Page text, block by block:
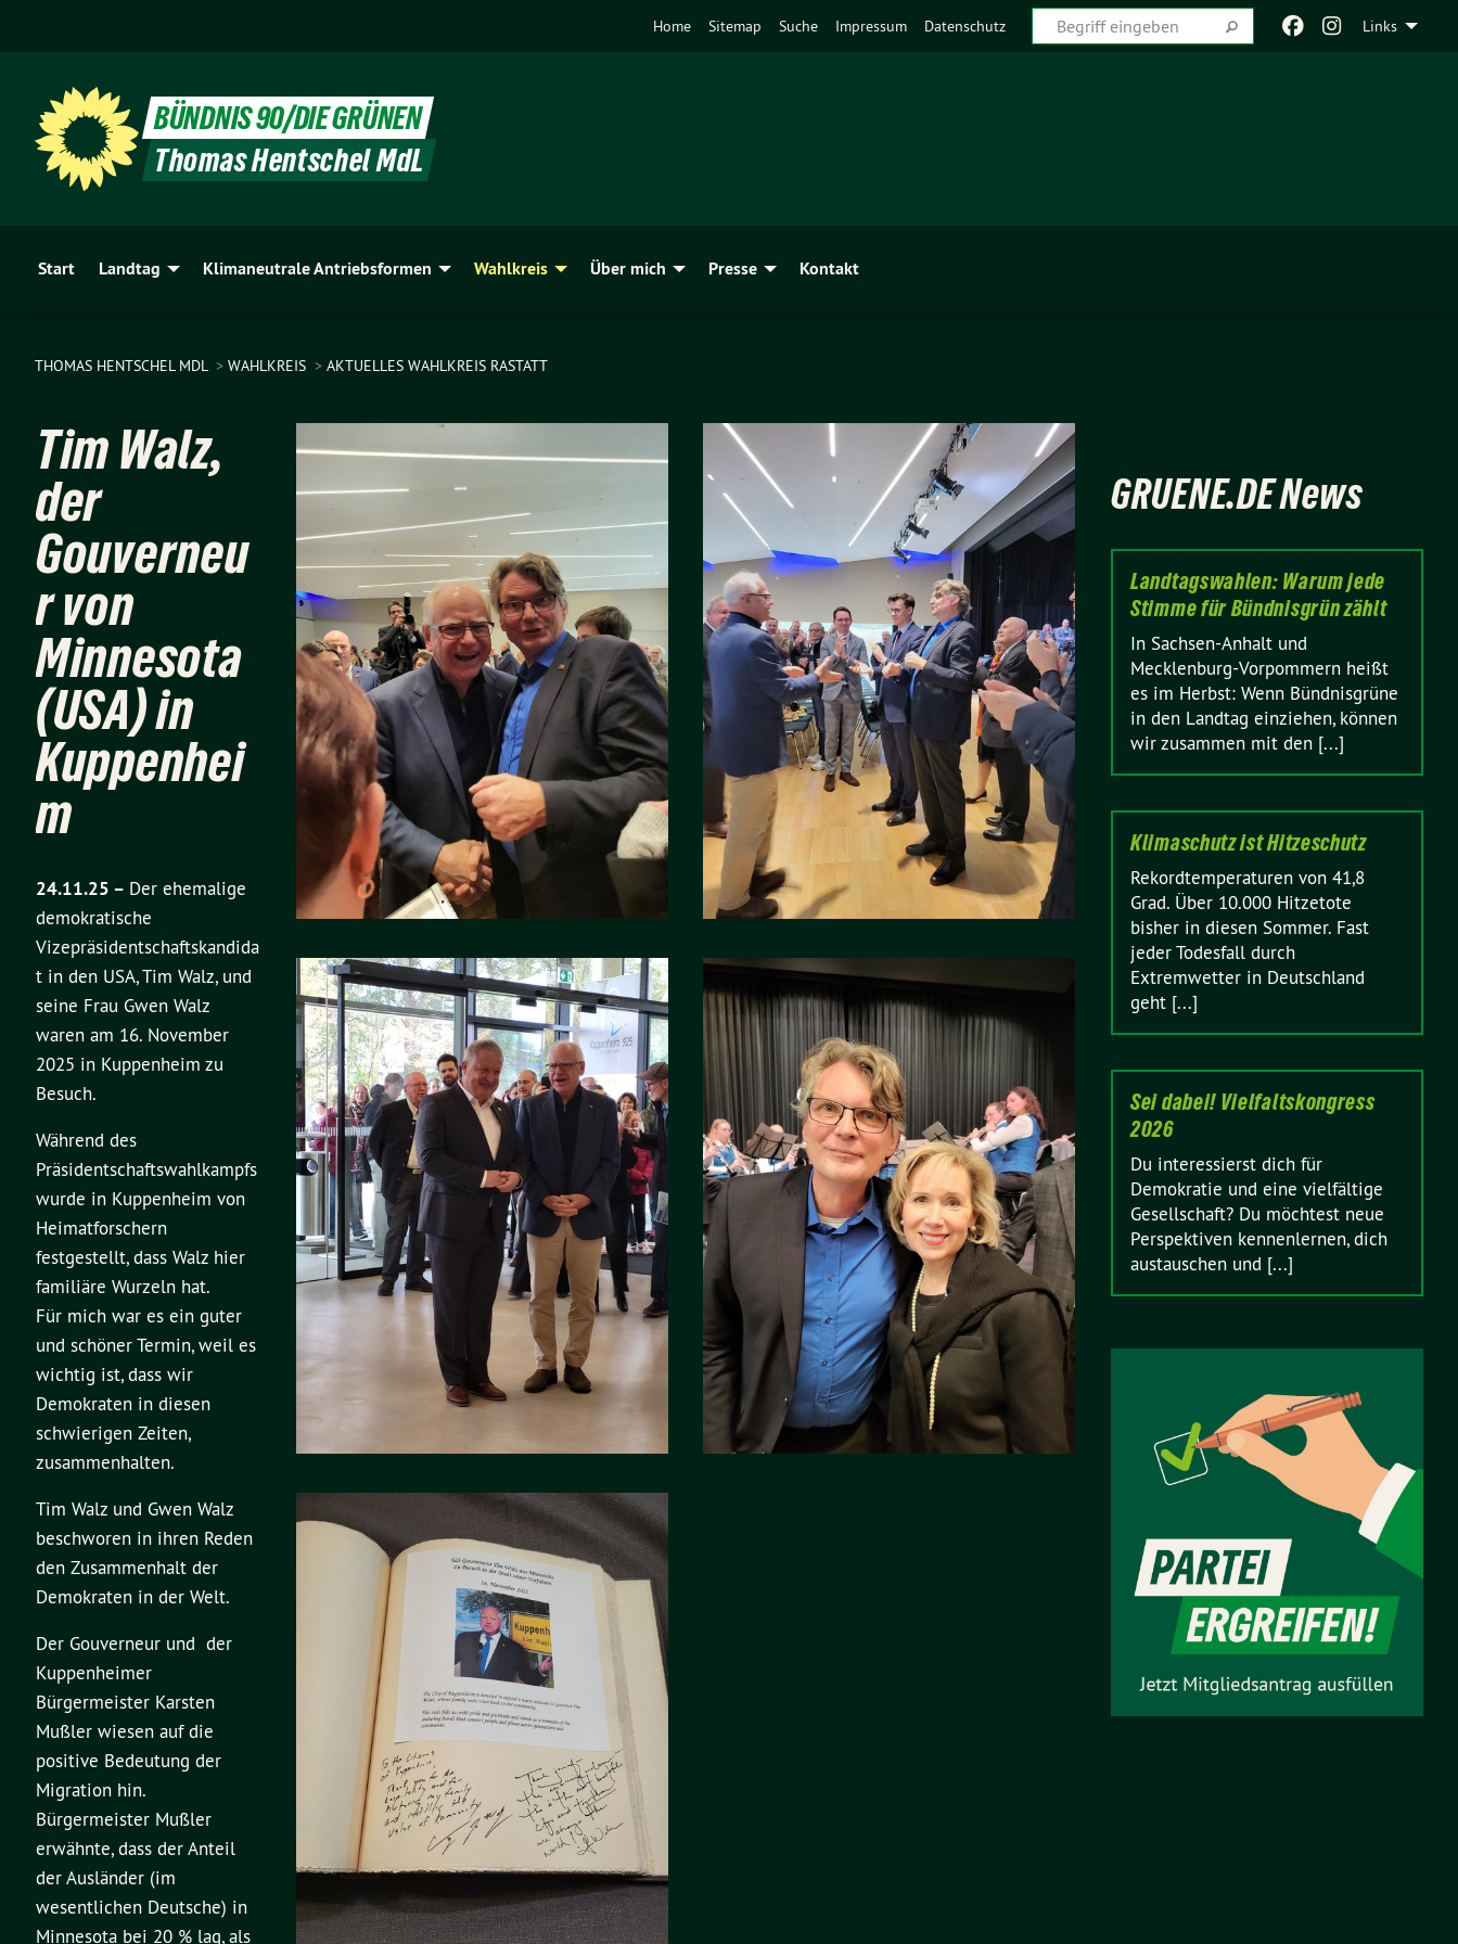
Links
Home Sitemap Suche Impressum Datenschutz
BÜNDNIS 90/DIE GRÜNEN
Thomas Hentschel MdL
Start Landtag Klimaneutrale Antriebsformen Wahlkreis Über mich Presse Kontakt
THOMAS HENTSCHEL MDL WAHLKREIS AKTUELLES WAHLKREIS RASTATT
Tim Walz,
der
Gouverneu
r von
Minnesota
(USA) in
Kuppenhei
m
24.11.25 – Der ehemalige
demokratische
Vizepräsidentschaftskandida
t in den USA, Tim Walz, und
seine Frau Gwen Walz
waren am 16. November
2025 in Kuppenheim zu
Besuch.
Während des
Präsidentschaftswahlkampfs
wurde in Kuppenheim von
Heimatforschern
festgestellt, dass Walz hier
familiäre Wurzeln hat.
Für mich war es ein guter
und schöner Termin, weil es
wichtig ist, dass wir
Demokraten in diesen
schwierigen Zeiten,
zusammenhalten.
Tim Walz und Gwen Walz
beschworen in ihren Reden
den Zusammenhalt der
Demokraten in der Welt.
Der Gouverneur und der
Kuppenheimer
Bürgermeister Karsten
Mußler wiesen auf die
positive Bedeutung der
Migration hin.
Bürgermeister Mußler
erwähnte, dass der Anteil
der Ausländer (im
wesentlichen Deutsche) in
Minnesota bei 20 % lag, als
GRUENE.DE News
Landtagswahlen: Warum jede
Stimme für Bündnisgrün zählt
In Sachsen-Anhalt und
Mecklenburg-Vorpommern heißt
es im Herbst: Wenn Bündnisgrüne
in den Landtag einziehen, können
wir zusammen mit den [...]
Klimaschutz ist Hitzeschutz
Rekordtemperaturen von 41,8
Grad. Über 10.000 Hitzetote
bisher in diesen Sommer. Fast
jeder Todesfall durch
Extremwetter in Deutschland
geht [...]
Sei dabei! Vielfaltskongress
2026
Du interessierst dich für
Demokratie und eine vielfältige
Gesellschaft? Du möchtest neue
Perspektiven kennenlernen, dich
austauschen und [...]